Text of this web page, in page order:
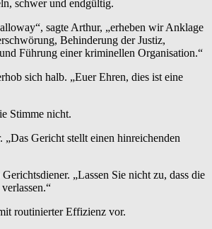
schwer und endgültig.
sagte Arthur, „erheben wir Anklage
Behinderung der Justiz,
Führung einer kriminellen Organisation.“
sich halb. „Euer Ehren, dies ist eine
Stimme nicht.
„Das Gericht stellt einen hinreichenden
„Lassen Sie nicht zu, dass die
routinierter Effizienz vor.